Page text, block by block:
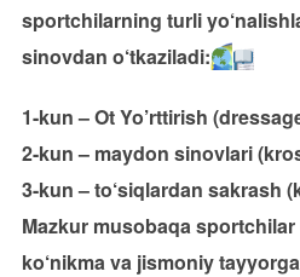
sportchilarning turli
sinovdan o‘tkaziladi:
1-kun – Ot Yo’rttirish
2-kun – maydon sinovlari
3-kun – to‘siqlardan sakrash
Mazkur musobaqa sportchilar
ko‘nikma va jismoniy